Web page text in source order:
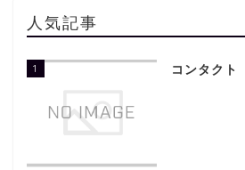
人気記事
1 コンタクト